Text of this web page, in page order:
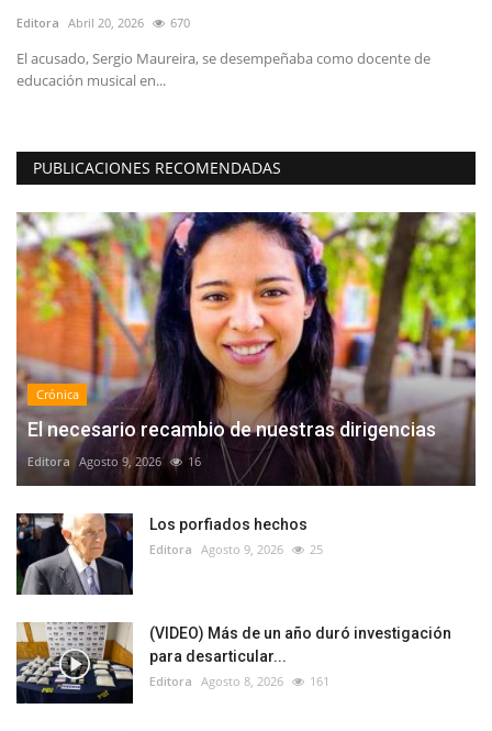
Editora Abril 20, 2026 670
El acusado, Sergio Maureira, se desempeñaba como docente de
educación musical en...
PUBLICACIONES RECOMENDADAS
Crónica
El necesario recambio de nuestras dirigencias
Editora Agosto 9, 2026 16
Los porfiados hechos
Editora Agosto 9, 2026 25
(VIDEO) Más de un año duró investigación
para desarticular...
Editora Agosto 8, 2026 161